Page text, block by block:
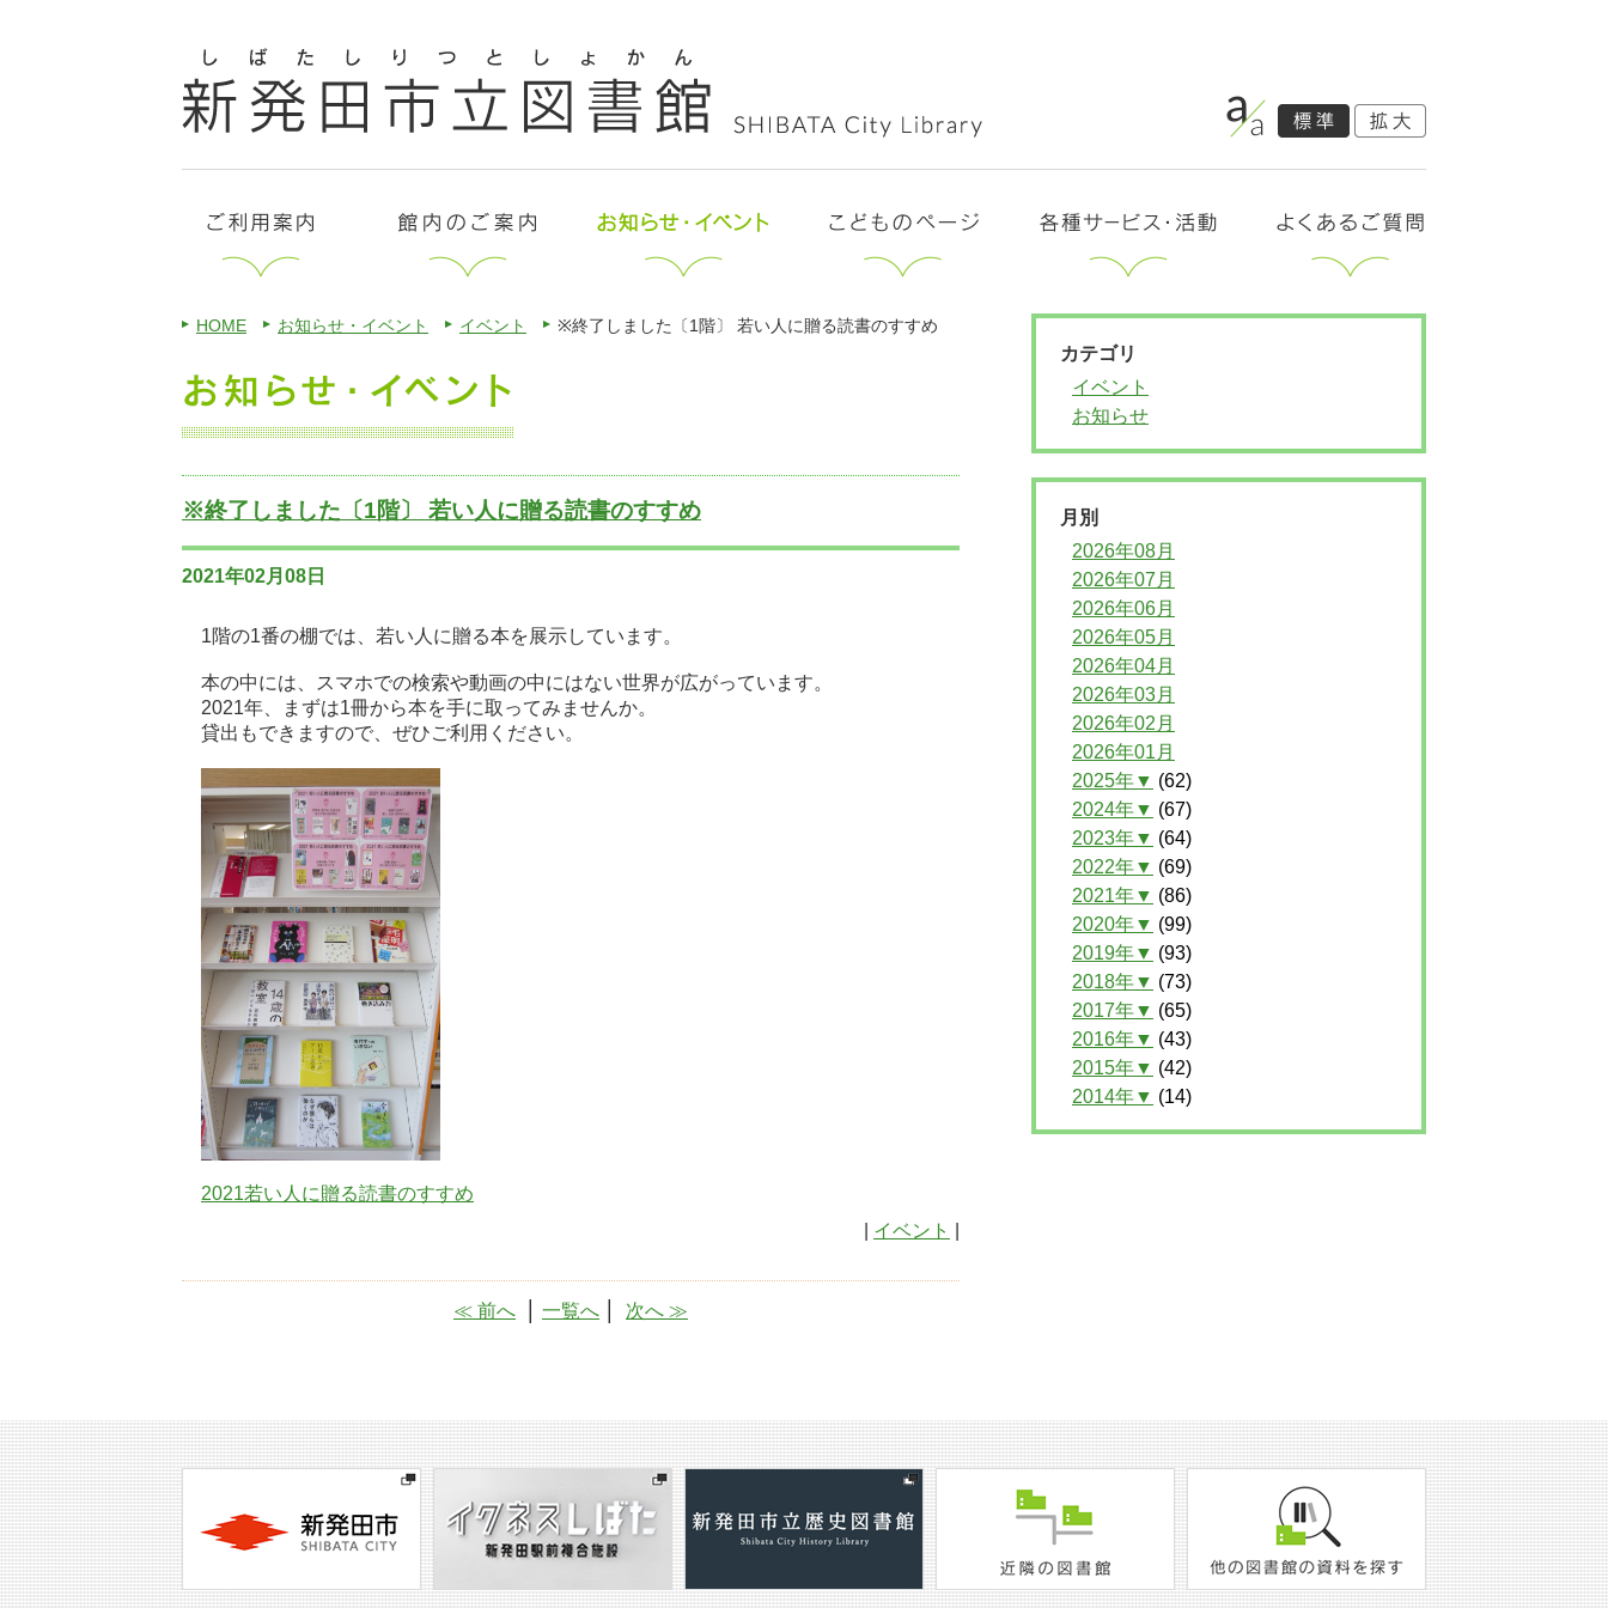
HOME お知らせ・イベント イベント ※終了しました〔1階〕 若い人に贈る読書のすすめ
※終了しました〔1階〕 若い人に贈る読書のすすめ
2021年02月08日
1階の1番の棚では、若い人に贈る本を展示しています。
本の中には、スマホでの検索や動画の中にはない世界が広がっています。
2021年、まずは1冊から本を手に取ってみませんか。
貸出もできますので、ぜひご利用ください。
2021若い人に贈る読書のすすめ
イベント
≪ 前へ 一覧へ 次へ ≫
カテゴリ
イベント
お知らせ
月別
2026年08月
2026年07月
2026年06月
2026年05月
2026年04月
2026年03月
2026年02月
2026年01月
2025年▼ (62)
2024年▼ (67)
2023年▼ (64)
2022年▼ (69)
2021年▼ (86)
2020年▼ (99)
2019年▼ (93)
2018年▼ (73)
2017年▼ (65)
2016年▼ (43)
2015年▼ (42)
2014年▼ (14)